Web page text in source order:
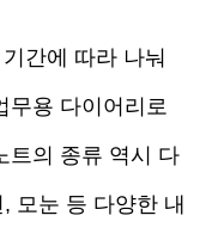
간에 따라 나눠
무용 다이어리로
트의 종류 역시 다
모눈 등 다양한 내